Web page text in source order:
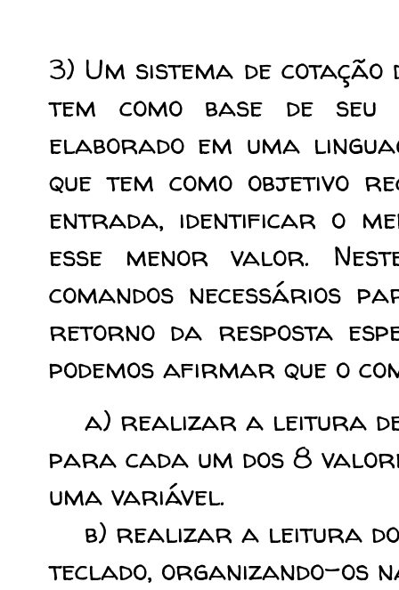
3) Um sistema de cotação
tem como base de seu
elaborado em uma
que tem como objetivo
entrada, identificar o
esse menor valor.
comandos necessários
retorno da resposta
podemos afirmar que o
a) realizar a leitura de
para cada um dos 8
uma variável.
b) realizar a leitura
teclado, organizando-os